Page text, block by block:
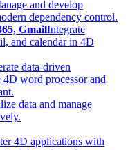
and develop
dependency control.
GmailIntegrate
and calendar in 4D
data-driven
word processor and
data and manage
4D applications with